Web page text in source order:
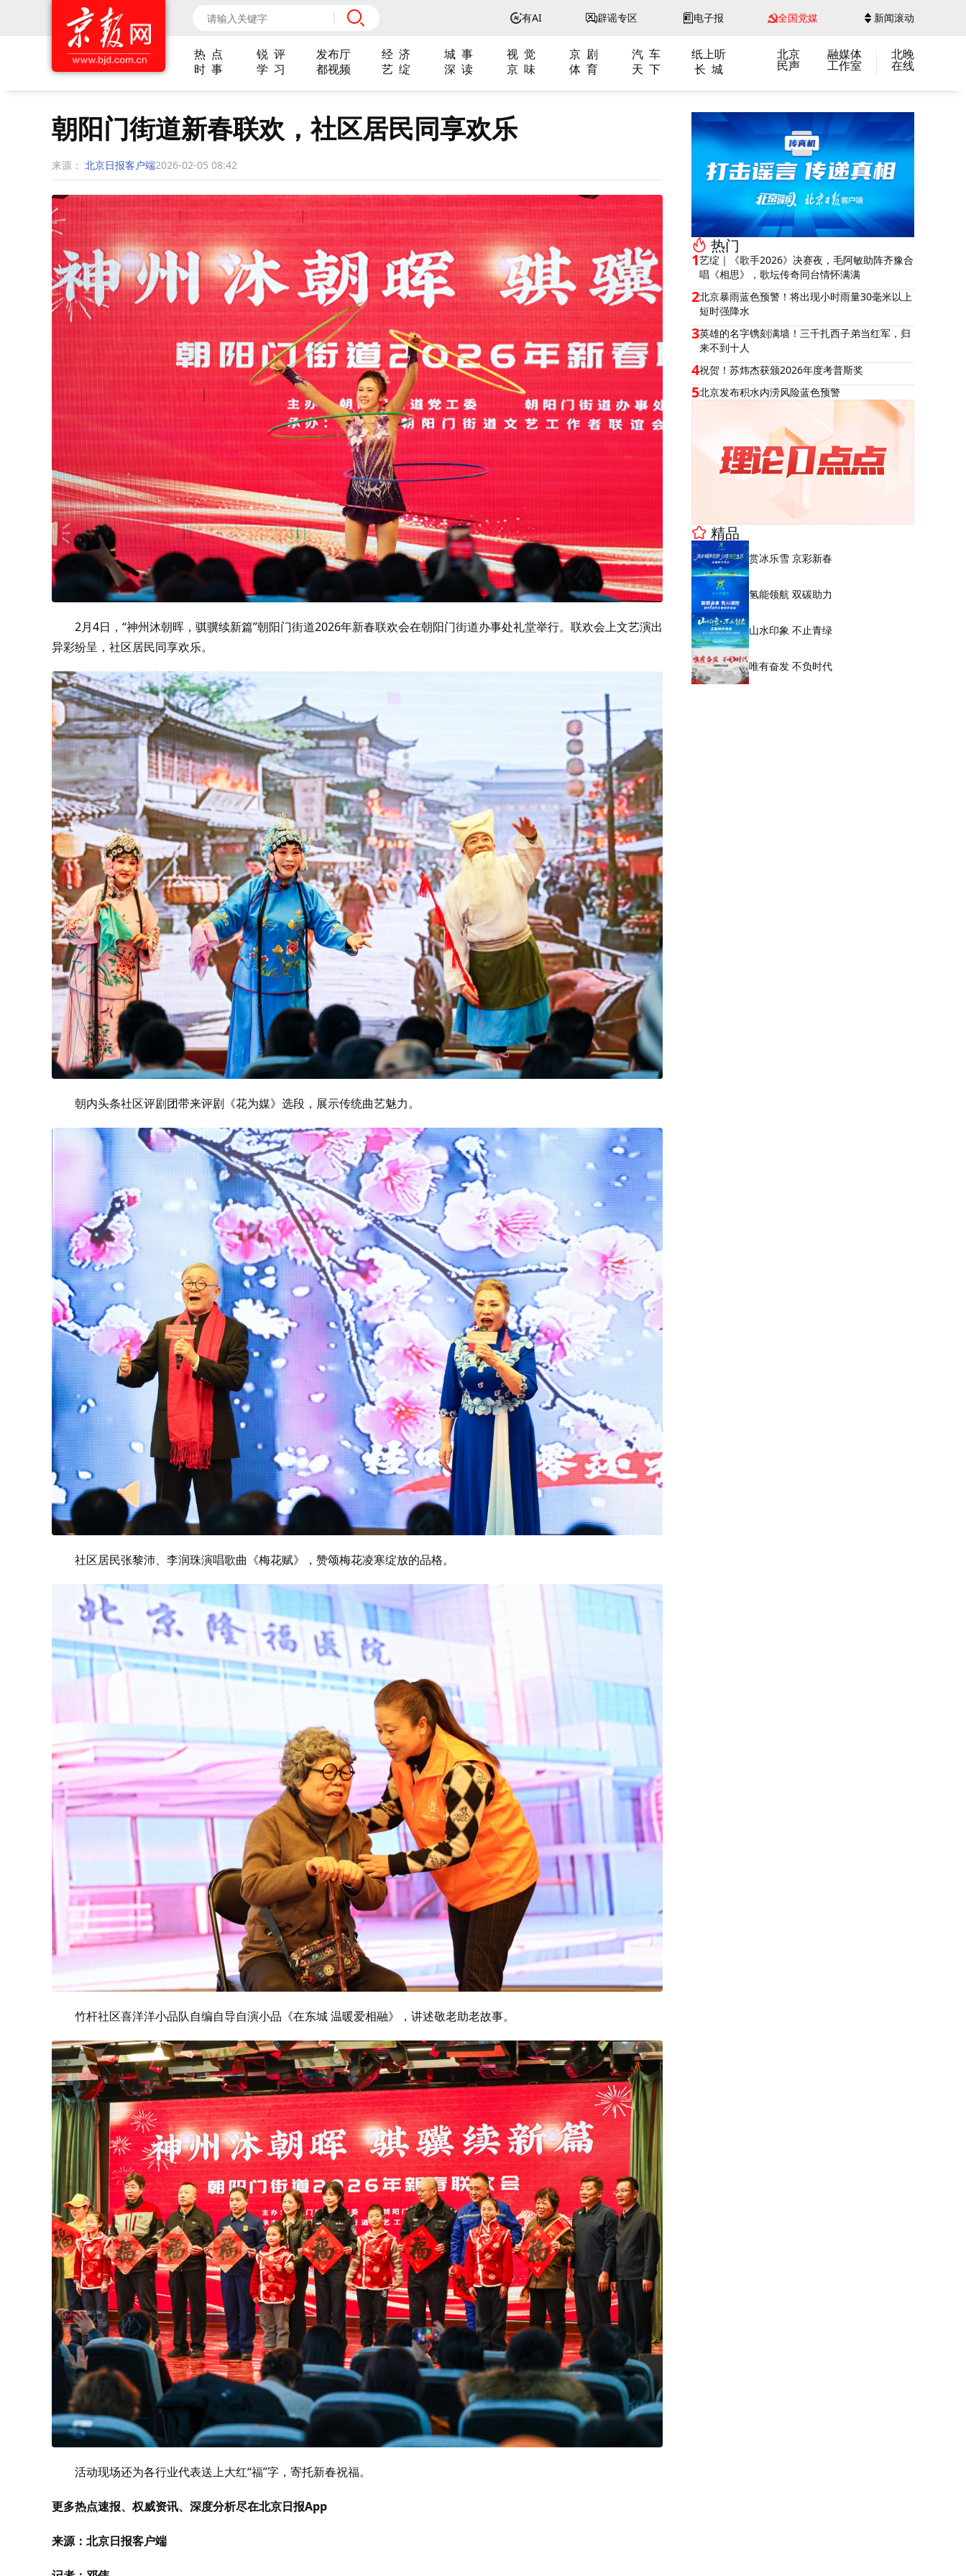
有AI 辟谣专区 电子报 全国党媒 新闻滚动
热 点 锐 评 发布厅 经 济 城 事 视 觉 京 剧 汽 车
纸上听
时 事
学 习 都视频 艺 绽 深 读 京 味 体 育 天 下 长 城
北京
民声
融媒体
工作室
北晚
在线
朝阳门街道新春联欢，社区居民同享欢乐
来源： 北京日报客户端2026-02-05 08:42
2月4日，“神州沐朝晖，骐骥续新篇”朝阳门街道2026年新春联欢会在朝阳门街道办事处礼堂举行。联欢会上文艺演出
异彩纷呈，社区居民同享欢乐。
朝内头条社区评剧团带来评剧《花为媒》选段，展示传统曲艺魅力。
社区居民张黎沛、李润珠演唱歌曲《梅花赋》，赞颂梅花凌寒绽放的品格。
竹杆社区喜洋洋小品队自编自导自演小品《在东城 温暖爱相融》，讲述敬老助老故事。
活动现场还为各行业代表送上大红“福”字，寄托新春祝福。
更多热点速报、权威资讯、深度分析尽在北京日报App
来源：北京日报客户端
热门
1艺绽｜《歌手2026》决赛夜，毛阿敏助阵齐豫合
唱《相思》，歌坛传奇同台情怀满满
2北京暴雨蓝色预警！将出现小时雨量30毫米以上
短时强降水
3英雄的名字镌刻满墙！三千扎西子弟当红军，归
来不到十人
4祝贺！苏炜杰获颁2026年度考普斯奖
5北京发布积水内涝风险蓝色预警
精品
赏冰乐雪 京彩新春
氢能领航 双碳助力
山水印象 不止青绿
唯有奋发 不负时代